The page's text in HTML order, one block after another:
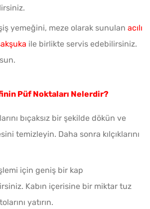
yemeğini, meze olarak sunulan acılı
ile birlikte servis edebilirsiniz.
Püf Noktaları Nelerdir?
bıçaksız bir şekilde dökün ve
temizleyin. Daha sonra kılçıklarını
için geniş bir kap
Kabın içerisine bir miktar tuz
yatırın.